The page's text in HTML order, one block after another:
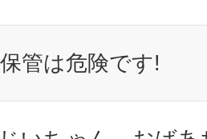
管は危険です!